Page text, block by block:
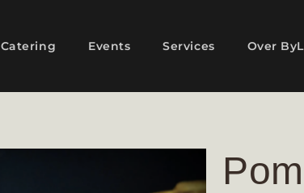
Catering Events Services Over